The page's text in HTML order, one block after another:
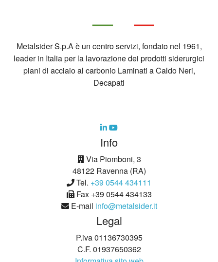
Metalsider S.p.A è un centro servizi, fondato nel 1961,
leader in Italia per la lavorazione dei prodotti siderurgici
piani di acciaio al carbonio Laminati a Caldo Neri,
Decapati
Info
Via Piomboni, 3
48122 Ravenna (RA)
Tel. +39 0544 434111
Fax +39 0544 434133
E-mail info@metalsider.it
Legal
P.iva 01136730395
C.F. 01937650362